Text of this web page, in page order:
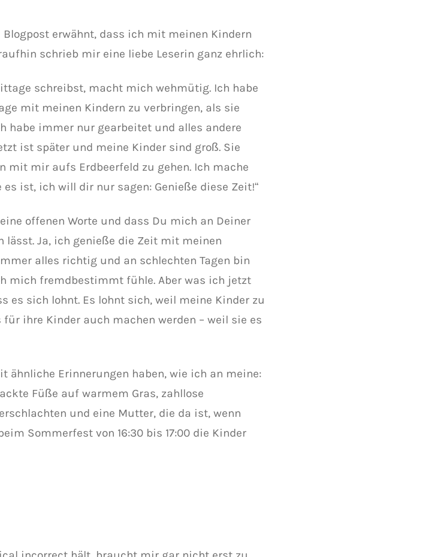
erwähnt, dass ich mit meinen Kindern
schrieb mir eine liebe Leserin ganz ehrlich:
schreibst, macht mich wehmütig. Ich habe
mit meinen Kindern zu verbringen, als sie
habe immer nur gearbeitet und alles andere
ist später und meine Kinder sind groß. Sie
mit mir aufs Erdbeerfeld zu gehen. Ich mache
ist, ich will dir nur sagen: Genieße diese Zeit!“
offenen Worte und dass Du mich an Deiner
lässt. Ja, ich genieße die Zeit mit meinen
alles richtig und an schlechten Tagen bin
mich fremdbestimmt fühle. Aber was ich jetzt
es sich lohnt. Es lohnt sich, weil meine Kinder zu
für ihre Kinder auch machen werden – weil sie es
ähnliche Erinnerungen haben, wie ich an meine:
Füße auf warmem Gras, zahllose
und eine Mutter, die da ist, wenn
Sommerfest von 16:30 bis 17:00 die Kinder